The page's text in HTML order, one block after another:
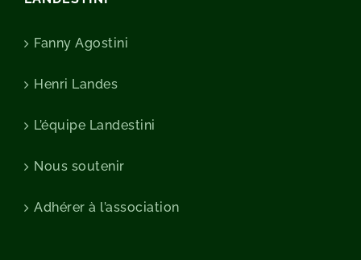
Fanny Agostini
Henri Landes
L’équipe Landestini
Nous soutenir
Adhérer à l’association